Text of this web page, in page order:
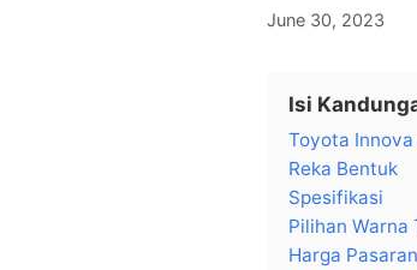
June 30, 2023
Isi
Toyota
Reka Bentuk
Spesifikasi
Pilihan Warna
Harga